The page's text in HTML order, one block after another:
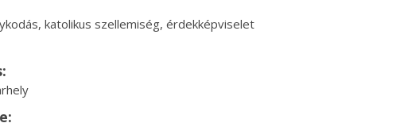
katolikus szellemiség, érdekképviselet